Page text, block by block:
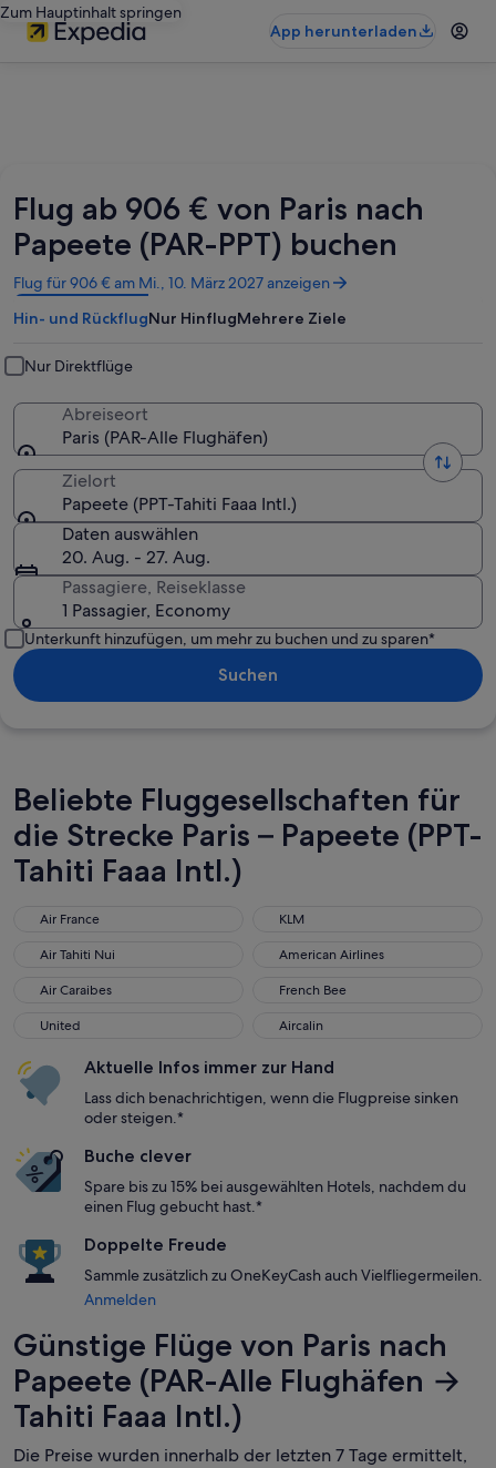
Zum Hauptinhalt springen
App herunterladen
Flug ab 906 € von Paris nach
Papeete (PAR-PPT) buchen
Flug für 906 € am Mi., 10. März 2027 anzeigen
Wird
in
einem
Fenster
geöffnet
Hin- und RückflugNur HinflugMehrere Ziele
Nur Direktflüge
Abreiseort
Paris (PAR-Alle Flughäfen)
Zielort
Papeete (PPT-Tahiti Faaa Intl.)
Daten auswählen
20. Aug. - 27. Aug.
Passagiere, Reiseklasse
1 Passagier, Economy
Unterkunft hinzufügen, um mehr zu buchen und zu sparen*
Suchen
Beliebte Fluggesellschaften für
die Strecke Paris – Papeete (PPT-
Tahiti Faaa Intl.)
Air France
Air France KLM
KLM
Air Tahiti Nui
Air Tahiti Nui American Airlines
American Airlines
Air Caraibes
Air Caraibes French Bee
French Bee
United
United Aircalin
Aircalin
Aktuelle Infos immer zur Hand
Lass dich benachrichtigen, wenn die Flugpreise sinken
oder steigen.*
Buche clever
Spare bis zu 15% bei ausgewählten Hotels, nachdem du
einen Flug gebucht hast.*
Doppelte Freude
Sammle zusätzlich zu OneKeyCash auch Vielfliegermeilen.
Anmelden
Günstige Flüge von Paris nach
Papeete (PAR-Alle Flughäfen →
Tahiti Faaa Intl.)
Die Preise wurden innerhalb der letzten 7 Tage ermittelt,